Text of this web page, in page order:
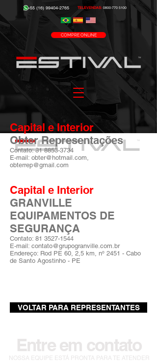
+55 (16) 99404-2765 TELEVENDAS: 0800-770 5100
COMPRE ONLINE
Capital e Interior
Obter Representações
Contato:81 8853-3734
E-mail: obter@hotmail.com,
obterrep@gmail.com
Capital e Interior
GRANVILLE
EQUIPAMENTOS DE
SEGURANÇA
Contato: 81 3527-1544
E-mail: contato@grupogranville.com.br
Endereço: Rod PE 60, 2,5 km, nº 2451 - Cabo
de Santo Agostinho - PE
VOLTAR PARA REPRESENTANTES
Entre em contato
NOSSA EQUIPE ESTÁ PRONTA PARA TE ATENDER